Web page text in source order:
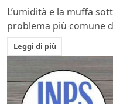
L’umidità e la muffa
problema più comune
Leggi di più